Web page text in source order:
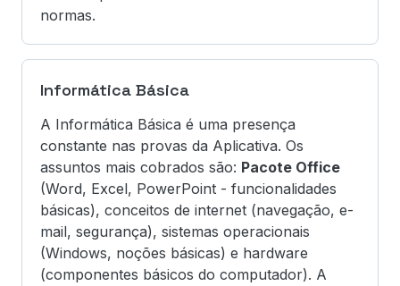
normas.
Informática Básica
A Informática Básica é uma presença
constante nas provas da Aplicativa. Os
assuntos mais cobrados são: Pacote Office
(Word, Excel, PowerPoint - funcionalidades
básicas), conceitos de internet (navegação, e-
mail, segurança), sistemas operacionais
(Windows, noções básicas) e hardware
(componentes básicos do computador). A